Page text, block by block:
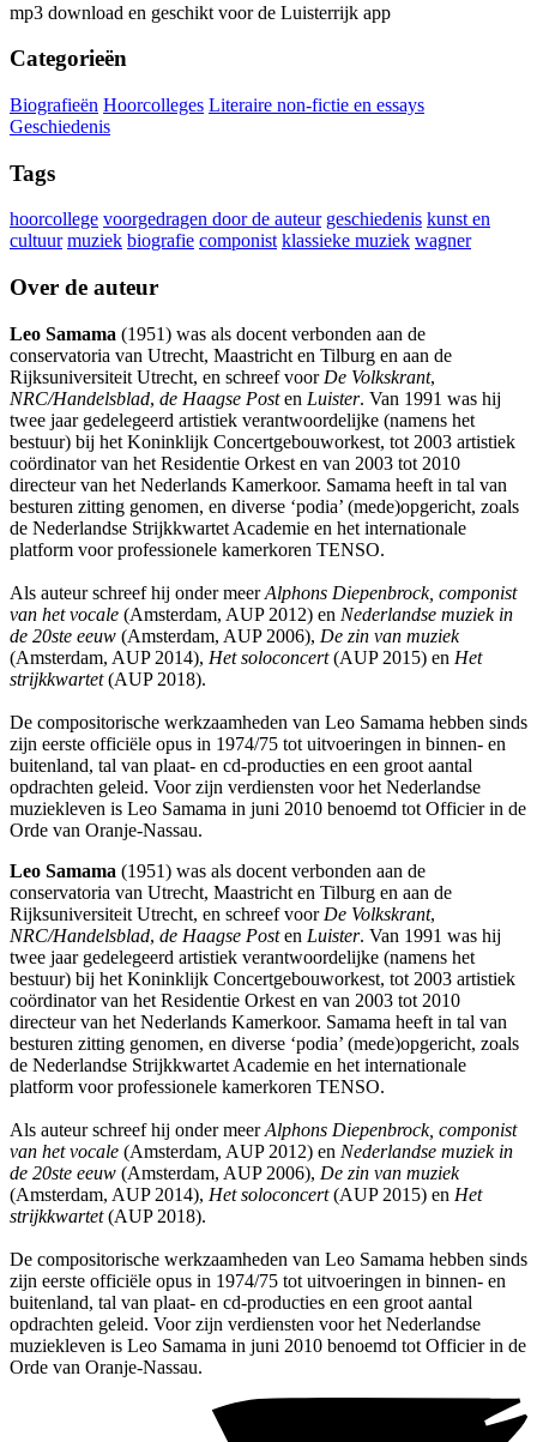
mp3 download en geschikt voor de Luisterrijk app
Categorieën
Biografieën Hoorcolleges Literaire non-fictie en essays
Geschiedenis
Tags
hoorcollege voorgedragen door de auteur geschiedenis kunst en
cultuur muziek biografie componist klassieke muziek wagner
Over de auteur
Leo Samama (1951) was als docent verbonden aan de
conservatoria van Utrecht, Maastricht en Tilburg en aan de
Rijksuniversiteit Utrecht, en schreef voor De Volkskrant,
NRC/Handelsblad, de Haagse Posten Luister. Van 1991 was hij
twee jaar gedelegeerd artistiek verantwoordelijke (namens het
bestuur) bij het Koninklijk Concertgebouworkest, tot 2003 artistiek
coördinator van het Residentie Orkest en van 2003 tot 2010
directeur van het Nederlands Kamerkoor. Samama heeft in tal van
besturen zitting genomen, en diverse ‘podia’ (mede)opgericht, zoals
de Nederlandse Strijkkwartet Academie en het internationale
platform voor professionele kamerkoren TENSO.
Als auteur schreef hij onder meerAlphons Diepenbrock, componist
van het vocale (Amsterdam, AUP 2012) en Nederlandse muziek in
de 20ste eeuw (Amsterdam, AUP 2006), De zin van muziek
(Amsterdam, AUP 2014), Het soloconcert(AUP 2015) en Het
strijkkwartet(AUP 2018).
De compositorische werkzaamheden van Leo Samama hebben sinds
zijn eerste officiële opus in 1974/75 tot uitvoeringen in binnen- en
buitenland, tal van plaat- en cd-producties en een groot aantal
opdrachten geleid. Voor zijn verdiensten voor het Nederlandse
muziekleven is Leo Samama in juni 2010 benoemd tot Officier in de
Orde van Oranje-Nassau.
Leo Samama (1951) was als docent verbonden aan de
conservatoria van Utrecht, Maastricht en Tilburg en aan de
Rijksuniversiteit Utrecht, en schreef voor De Volkskrant,
NRC/Handelsblad, de Haagse Posten Luister. Van 1991 was hij
twee jaar gedelegeerd artistiek verantwoordelijke (namens het
bestuur) bij het Koninklijk Concertgebouworkest, tot 2003 artistiek
coördinator van het Residentie Orkest en van 2003 tot 2010
directeur van het Nederlands Kamerkoor. Samama heeft in tal van
besturen zitting genomen, en diverse ‘podia’ (mede)opgericht, zoals
de Nederlandse Strijkkwartet Academie en het internationale
platform voor professionele kamerkoren TENSO.
Als auteur schreef hij onder meerAlphons Diepenbrock, componist
van het vocale (Amsterdam, AUP 2012) en Nederlandse muziek in
de 20ste eeuw (Amsterdam, AUP 2006), De zin van muziek
(Amsterdam, AUP 2014), Het soloconcert(AUP 2015) en Het
strijkkwartet(AUP 2018).
De compositorische werkzaamheden van Leo Samama hebben sinds
zijn eerste officiële opus in 1974/75 tot uitvoeringen in binnen- en
buitenland, tal van plaat- en cd-producties en een groot aantal
opdrachten geleid. Voor zijn verdiensten voor het Nederlandse
muziekleven is Leo Samama in juni 2010 benoemd tot Officier in de
Orde van Oranje-Nassau.